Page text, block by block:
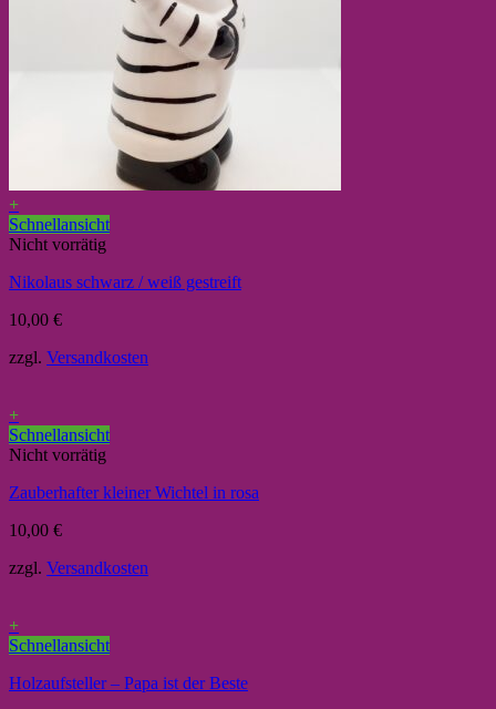
+
Schnellansicht
Nicht vorrätig
Nikolaus schwarz / weiß gestreift
10,00 €
zzgl. Versandkosten
+
Schnellansicht
Nicht vorrätig
Zauberhafter kleiner Wichtel in rosa
10,00 €
zzgl. Versandkosten
+
Schnellansicht
Holzaufsteller – Papa ist der Beste